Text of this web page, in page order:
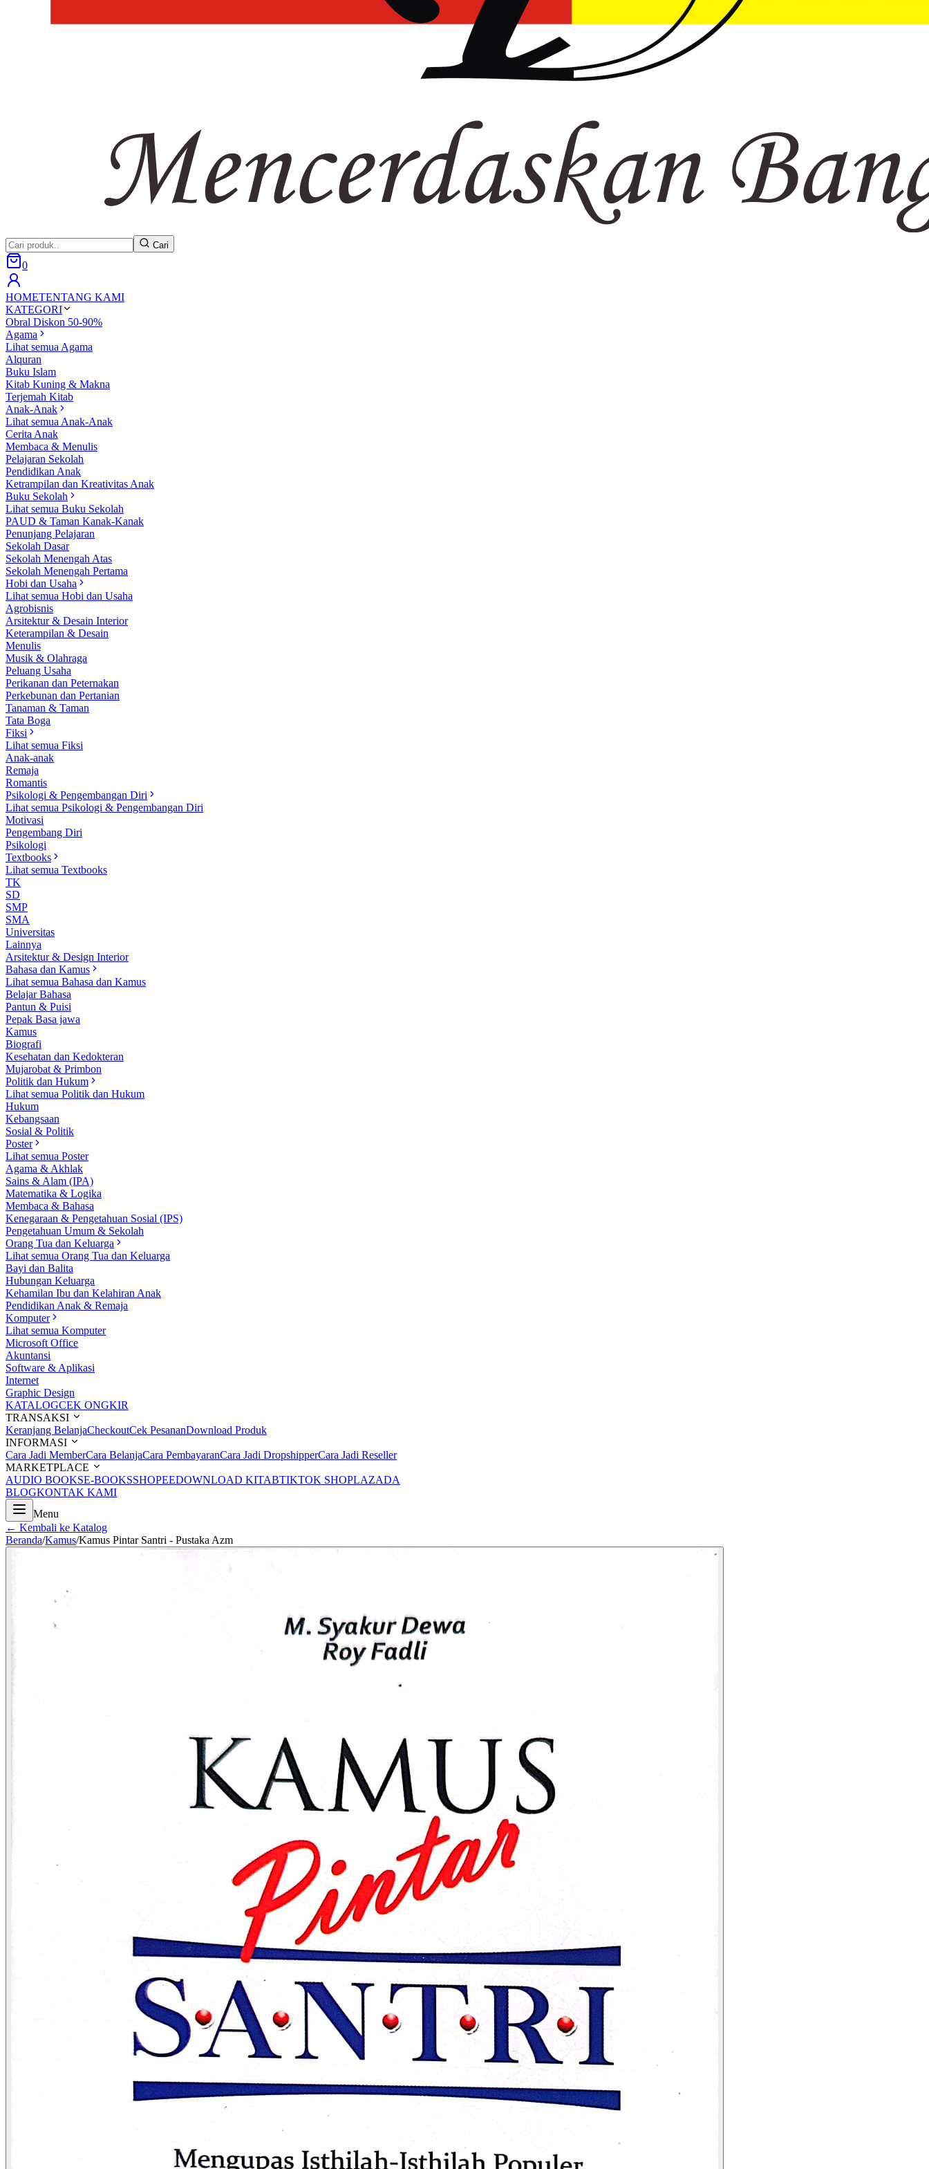
Cari
0
HOMETENTANG KAMI
KATEGORI
Obral Diskon 50-90%
Agama
Lihat semua Agama
Alquran
Buku Islam
Kitab Kuning & Makna
Terjemah Kitab
Anak-Anak
Lihat semua Anak-Anak
Cerita Anak
Membaca & Menulis
Pelajaran Sekolah
Pendidikan Anak
Ketrampilan dan Kreativitas Anak
Buku Sekolah
Lihat semua Buku Sekolah
PAUD & Taman Kanak-Kanak
Penunjang Pelajaran
Sekolah Dasar
Sekolah Menengah Atas
Sekolah Menengah Pertama
Hobi dan Usaha
Lihat semua Hobi dan Usaha
Agrobisnis
Arsitektur & Desain Interior
Keterampilan & Desain
Menulis
Musik & Olahraga
Peluang Usaha
Perikanan dan Peternakan
Perkebunan dan Pertanian
Tanaman & Taman
Tata Boga
Fiksi
Lihat semua Fiksi
Anak-anak
Remaja
Romantis
Psikologi & Pengembangan Diri
Lihat semua Psikologi & Pengembangan Diri
Motivasi
Pengembang Diri
Psikologi
Textbooks
Lihat semua Textbooks
TK
SD
SMP
SMA
Universitas
Lainnya
Arsitektur & Design Interior
Bahasa dan Kamus
Lihat semua Bahasa dan Kamus
Belajar Bahasa
Pantun & Puisi
Pepak Basa jawa
Kamus
Biografi
Kesehatan dan Kedokteran
Mujarobat & Primbon
Politik dan Hukum
Lihat semua Politik dan Hukum
Hukum
Kebangsaan
Sosial & Politik
Poster
Lihat semua Poster
Agama & Akhlak
Sains & Alam (IPA)
Matematika & Logika
Membaca & Bahasa
Kenegaraan & Pengetahuan Sosial (IPS)
Pengetahuan Umum & Sekolah
Orang Tua dan Keluarga
Lihat semua Orang Tua dan Keluarga
Bayi dan Balita
Hubungan Keluarga
Kehamilan Ibu dan Kelahiran Anak
Pendidikan Anak & Remaja
Komputer
Lihat semua Komputer
Microsoft Office
Akuntansi
Software & Aplikasi
Internet
Graphic Design
KATALOGCEK ONGKIR
TRANSAKSI
Keranjang BelanjaCheckoutCek PesananDownload Produk
INFORMASI
Cara Jadi MemberCara BelanjaCara PembayaranCara Jadi DropshipperCara Jadi Reseller
MARKETPLACE
AUDIO BOOKSE-BOOKSSHOPEEDOWNLOAD KITABTIKTOK SHOPLAZADA
BLOGKONTAK KAMI
Menu
← Kembali ke Katalog
Beranda/Kamus/Kamus Pintar Santri - Pustaka Azm